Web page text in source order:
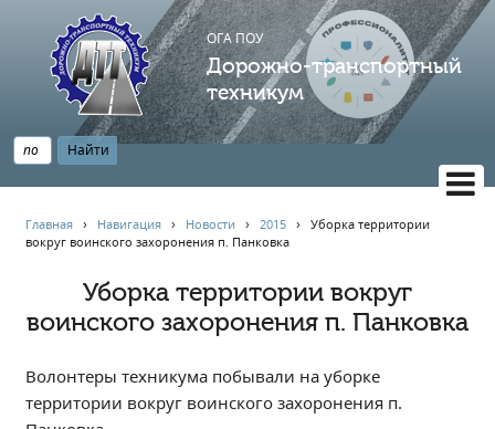
ОГА ПОУ
Дорожно-транспортный
техникум
НАВИГАЦИЯ
Главная
Профессионалитет
Опрос по качеству образования
Новости
Главная › Навигация › Новости ›2015 ›Уборка территории
вокруг воинского захоронения п. Панковка
Уборка территории вокруг
воинского захоронения п. Панковка
Волонтеры техникума побывали на уборке
территории вокруг воинского захоронения п.